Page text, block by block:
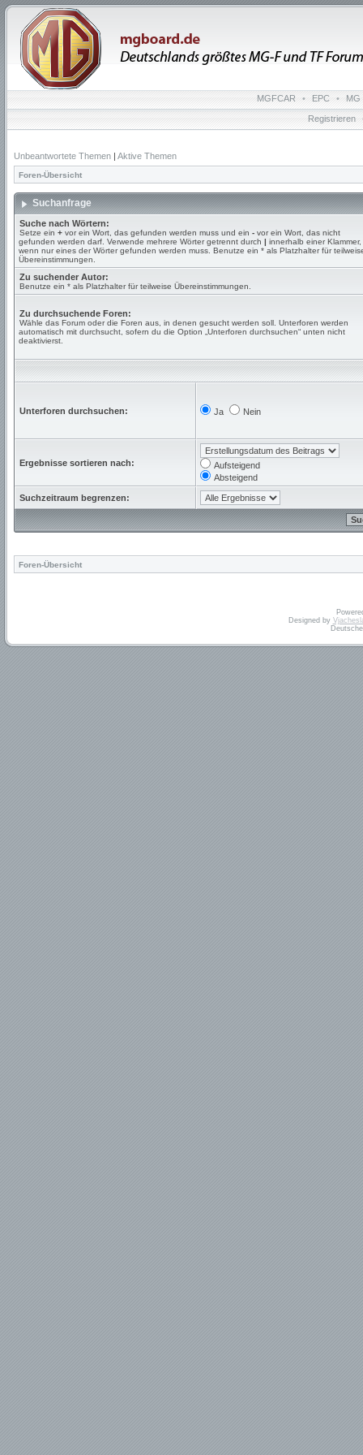
MGFCAR • EPC • MG
Registrieren
Unbeantwortete Themen | Aktive Themen
Foren-Übersicht
Suchanfrage
Suche nach Wörtern:
Setze ein + vor ein Wort, das gefunden werden muss und ein - vor ein Wort, das nicht
gefunden werden darf. Verwende mehrere Wörter getrennt durch | innerhalb einer Klammer,
wenn nur eines der Wörter gefunden werden muss. Benutze ein * als Platzhalter für
Übereinstimmungen.
Zu suchender Autor:
Benutze ein * als Platzhalter für teilweise Übereinstimmungen.
Zu durchsuchende Foren:
Wähle das Forum oder die Foren aus, in denen gesucht werden soll. Unterforen werden
automatisch mit durchsucht, sofern du die Option „Unterforen durchsuchen“ unten nicht
deaktivierst.
Unterforen durchsuchen: Ja Nein
Ergebnisse sortieren nach:
Aufsteigend
Absteigend
Suchzeitraum begrenzen:
Foren-Übersicht
Designed by